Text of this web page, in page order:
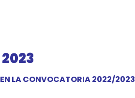
EN LA CONVOCATORIA 2022/2023